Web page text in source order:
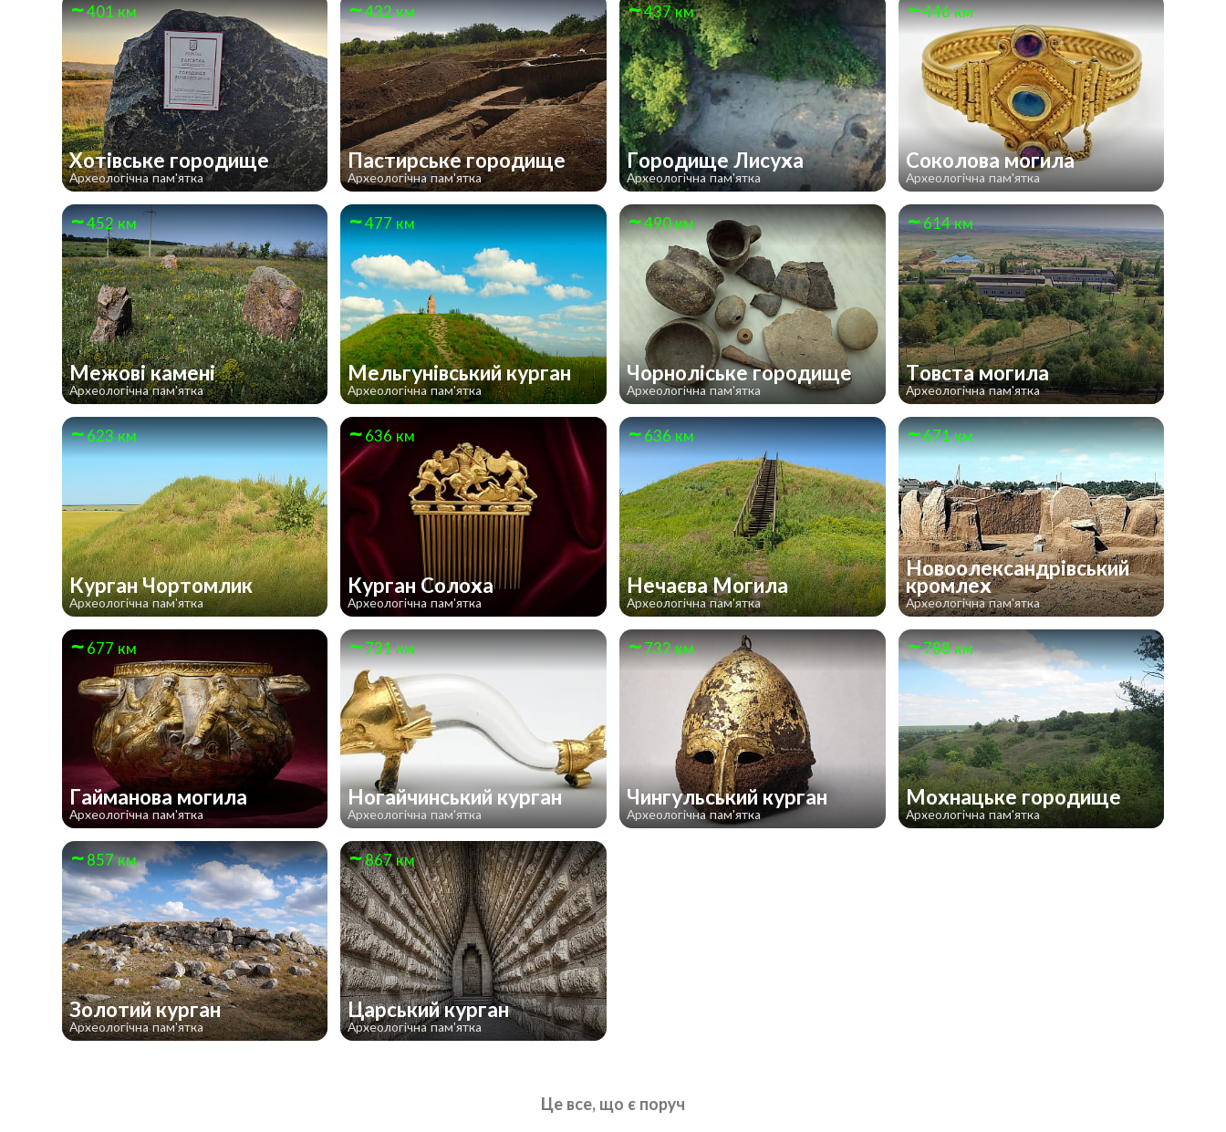
401 км
Хотівське городище
Археологічна пам'ятка
432 км
Пастирське городище
Археологічна пам'ятка
437 км
Городище Лисуха
Археологічна пам'ятка
446 км
Соколова могила
Археологічна пам'ятка
452 км
Межові камені
Археологічна пам'ятка
477 км
Мельгунівський курган
Археологічна пам'ятка
490 км
Чорноліське городище
Археологічна пам'ятка
614 км
Товста могила
Археологічна пам'ятка
623 км
Курган Чортомлик
Археологічна пам'ятка
636 км
Курган Солоха
Археологічна пам'ятка
636 км
Нечаєва Могила
Археологічна пам'ятка
671 км
Новоолександрівський
кромлех
Археологічна пам'ятка
677 км
Гайманова могила
Археологічна пам'ятка
731 км
Ногайчинський курган
Археологічна пам'ятка
732 км
Чингульський курган
Археологічна пам'ятка
788 км
Мохнацьке городище
Археологічна пам'ятка
857 км
Золотий курган
Археологічна пам'ятка
867 км
Царський курган
Археологічна пам'ятка
Це все, що є поруч